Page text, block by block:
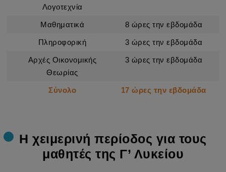
Λογοτεχνία
Μαθηματικά 8 ώρες την εβδομάδα
Πληροφορική 3 ώρες την εβδομάδα
Αρχές Οικονομικής
Θεωρίας
3 ώρες την εβδομάδα
Σύνολο 17 ώρες την εβδομάδα
Η χειμερινή περίοδος για τους
μαθητές της Γ’ Λυκείου